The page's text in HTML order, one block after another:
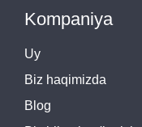
Kompaniya
Uy
Biz haqimizda
Blog